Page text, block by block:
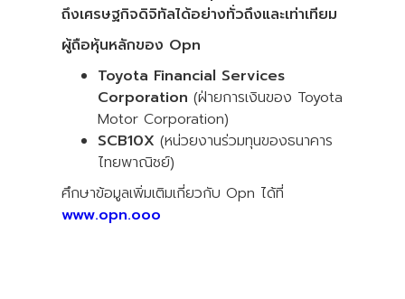
ถึงเศรษฐกิจดิจิทัลได้อย่างทั่วถึงและเท่าเทียม
ผู้ถือหุ้นหลักของ Opn
Toyota Financial Services
Corporation (ฝ่ายการเงินของ Toyota
Motor Corporation)
SCB10X (หน่วยงานร่วมทุนของธนาคาร
ไทยพาณิชย์)
ศึกษาข้อมูลเพิ่มเติมเกี่ยวกับ Opn ได้ที่
www.opn.ooo